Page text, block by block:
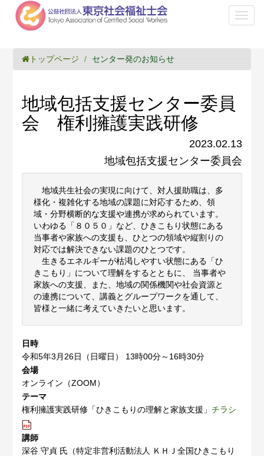
トップページ センター発のお知らせ
地域包括支援センター委員
会 権利擁護実践研修
2023.02.13
地域包括支援センター委員会
地域共生社会の実現に向けて、対人援助職は、多
様化・複雑化する地域の課題に対応するため、領
域・分野横断的な支援や連携が求められています。
いわゆる「８０５０」など、ひきこもり状態にある
当事者や家族への支援も、ひとつの領域や縦割りの
対応では解決できない課題のひとつです。
生きるエネルギーが枯渇しやすい状態にある「ひ
きこもり」について理解をするとともに、 当事者や
家族への支援、また、地域の関係機関や社会資源と
の連携について、講義とグループワークを通して、
皆様と一緒に考えていきたいと思います。
日時
令和5年3月26日（日曜日） 13時00分～16時30分
会場
オンライン（ZOOM）
テーマ
権利擁護実践研修「ひきこもりの理解と家族支援」チラシ
講師
深谷 守貞 氏（特定非営利活動法人 ＫＨＪ全国ひきこもり